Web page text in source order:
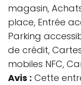
magasin,
place, Entrée
Parking
de crédit,
mobiles NFC,
Avis : Cette